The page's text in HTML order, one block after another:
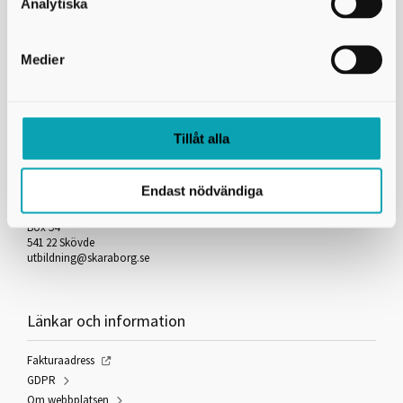
Analytiska
Medier
Tillåt alla
Endast nödvändiga
Länkar
Anmäl ny e-postadress för lösenord
Kontakta oss
Skaraborgs Kommunalförbund
Gymnasieantagningen
Box 54
541 22 Skövde
utbildning@skaraborg.se
Länkar och information
Fakturaadress
GDPR